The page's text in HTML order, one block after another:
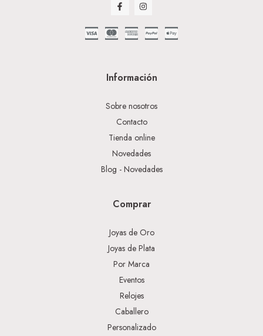
Información
Sobre nosotros
Contacto
Tienda online
Novedades
Blog - Novedades
Comprar
Joyas de Oro
Joyas de Plata
Por Marca
Eventos
Relojes
Caballero
Personalizado